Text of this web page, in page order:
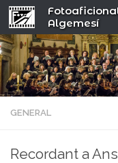
Algemesí
GENERAL
Recordant a